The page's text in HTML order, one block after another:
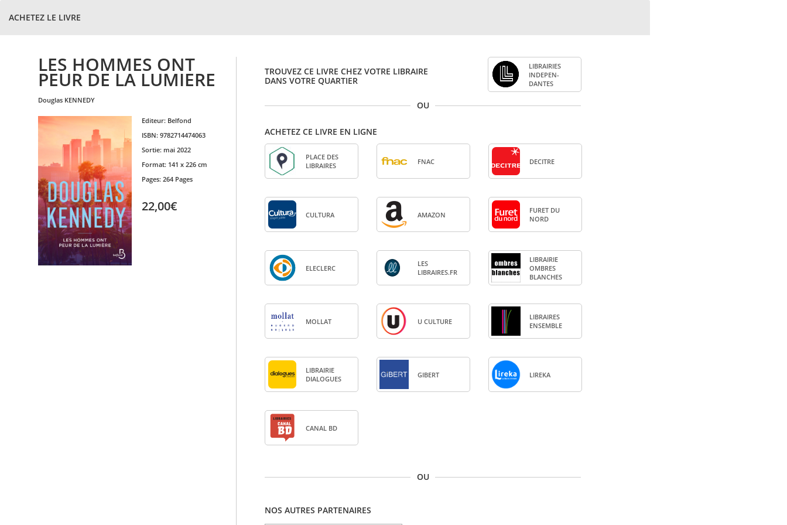
ACHETEZ LE LIVRE
LES HOMMES ONT
PEUR DE LA LUMIERE
douglas KENNEDY
Editeur: Belfond
ISBN: 9782714474063
Sortie: mai 2022
Format: 141 x 226 cm
Pages: 264 Pages
22,00€
TROUVEZ CE LIVRE CHEZ VOTRE LIBRAIRE
DANS VOTRE QUARTIER
LIBRAI­RIES
INDE­PEN­
DANTES
OU
ACHETEZ CE LIVRE EN LIGNE
PLACE DES
LIBRAIRES
FNAC DECITRE
CULTURA AMA­ZON
FURET DU
NORD
ELE­CLERC
LES
LIBRAIRES.FR
LIBRAI­RIE
OMBRES
BLANCHES
MOL­LAT U CULTURE
LIBRAIRES
ENSEMBLE
LIBRAI­RIE
DIA­LOGUES
GIBERT LIREKA
CANAL BD
OU
NOS AUTRES PARTENAIRES